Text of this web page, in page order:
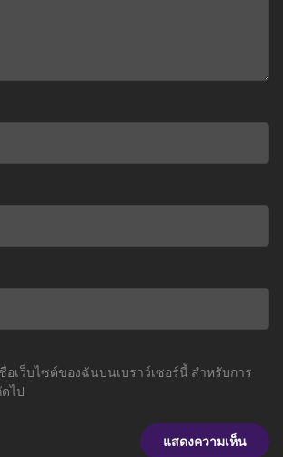
อเว็บไซต์ของฉันบนเบราว์เซอร์นี้ สำหรับการ
ไป